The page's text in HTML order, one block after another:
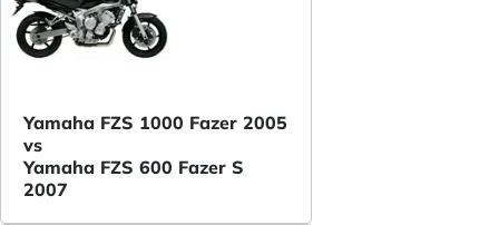
Yamaha FZS 1000 Fazer 2005
vs
Yamaha FZS 600 Fazer S
2007